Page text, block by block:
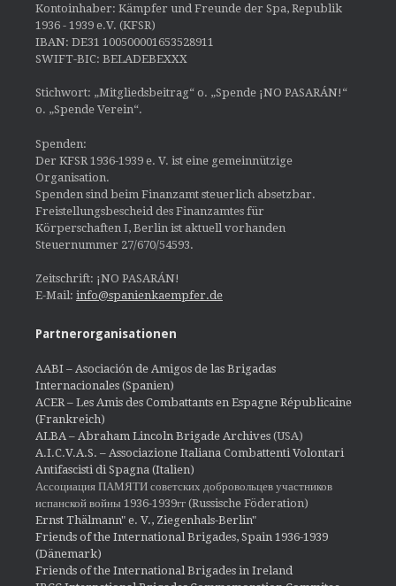
Kontoinhaber: Kämpfer und Freunde der Spa, Republik
1936 - 1939 e.V. (KFSR)
IBAN: DE31 100500001653528911
SWIFT-BIC: BELADEBEXXX
Stichwort: „Mitgliedsbeitrag“ o. „Spende ¡NO PASARÁN!“
o. „Spende Verein“.
Spenden:
Der KFSR 1936-1939 e. V. ist eine gemeinnützige
Organisation.
Spenden sind beim Finanzamt steuerlich absetzbar.
Freistellungsbescheid des Finanzamtes für
Körperschaften I, Berlin ist aktuell vorhanden
Steuernummer 27/670/54593.
Zeitschrift: ¡NO PASARÁN!
E-Mail: info@spanienkaempfer.de
Partnerorganisationen
AABI – Asociación de Amigos de las Brigadas
Internacionales (Spanien)
ACER – Les Amis des Combattants en Espagne Républicaine
(Frankreich)
ALBA – Abraham Lincoln Brigade Archives (USA)
A.I.C.V.A.S. – Associazione Italiana Combattenti Volontari
Antifascisti di Spagna (Italien)
Ассоциация ПАМЯТИ советских добровольцев участников
испанской войны 1936-1939гг (Russische Föderation)
Ernst Thälmann" e. V., Ziegenhals-Berlin"
Friends of the International Brigades, Spain 1936-1939
(Dänemark)
Friends of the International Brigades in Ireland